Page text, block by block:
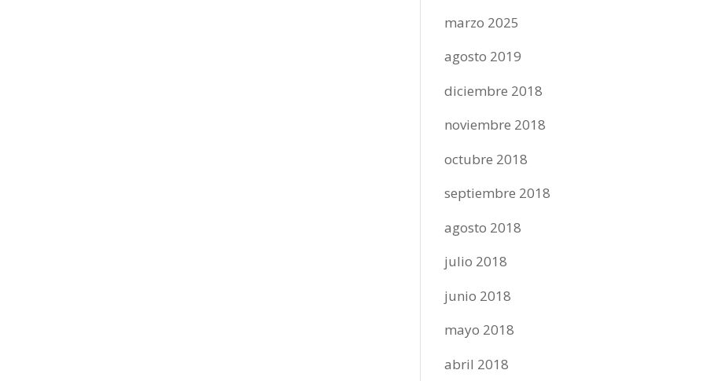
marzo 2025
agosto 2019
diciembre 2018
noviembre 2018
octubre 2018
septiembre 2018
agosto 2018
julio 2018
junio 2018
mayo 2018
abril 2018